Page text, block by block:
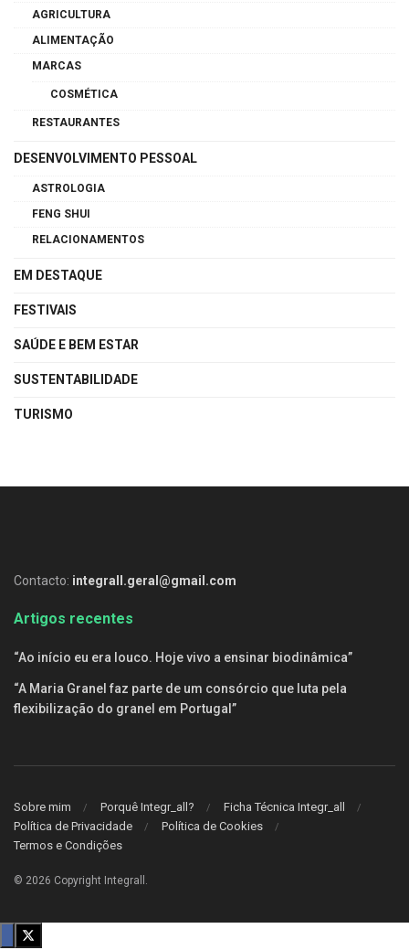
AGRICULTURA
ALIMENTAÇÃO
MARCAS
COSMÉTICA
RESTAURANTES
DESENVOLVIMENTO PESSOAL
ASTROLOGIA
FENG SHUI
RELACIONAMENTOS
EM DESTAQUE
FESTIVAIS
SAÚDE E BEM ESTAR
SUSTENTABILIDADE
TURISMO
Contacto: integrall.geral@gmail.com
Artigos recentes
“Ao início eu era louco. Hoje vivo a ensinar biodinâmica”
“A Maria Granel faz parte de um consórcio que luta pela
flexibilização do granel em Portugal”
Sobre mim Porquê Integr_all?
Ficha Técnica Integr_all
Política de Privacidade
Política de Cookies
Termos e Condições
© 2026 Copyright Integrall .